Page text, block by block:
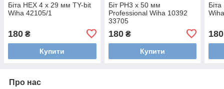
Біта HEX 4 х 29 мм TY-bit
Wiha 42105/1
180 ₴
Купити
Біт PH3 х 50 мм
Professional Wiha 10392
33705
180₴
Купити
180
Про нас